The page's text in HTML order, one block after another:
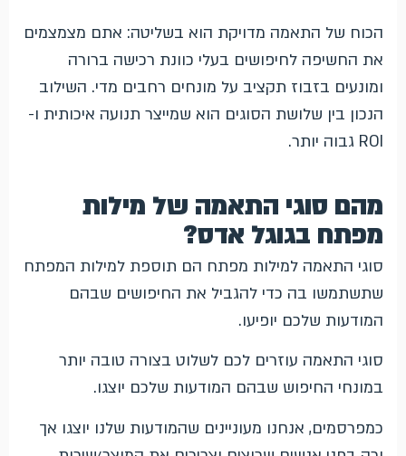
הכוח של התאמה מדויקת הוא בשליטה: אתם מצמצמים
את החשיפה לחיפושים בעלי כוונת רכישה ברורה
ומונעים בזבוז תקציב על מונחים רחבים מדי. השילוב
הנכון בין שלושת הסוגים הוא שמייצר תנועה איכותית ו-
ROI גבוה יותר.
מהם סוגי התאמה של מילות
מפתח בגוגל אדס?
סוגי התאמה למילות מפתח הם תוספת למילות המפתח
שתשתמשו בה כדי להגביל את החיפושים שבהם
המודעות שלכם יופיעו.
סוגי התאמה עוזרים לכם לשלוט בצורה טובה יותר
במונחי החיפוש שבהם המודעות שלכם יוצגו.
כמפרסמים, אנחנו מעוניינים שהמודעות שלנו יוצגו אך